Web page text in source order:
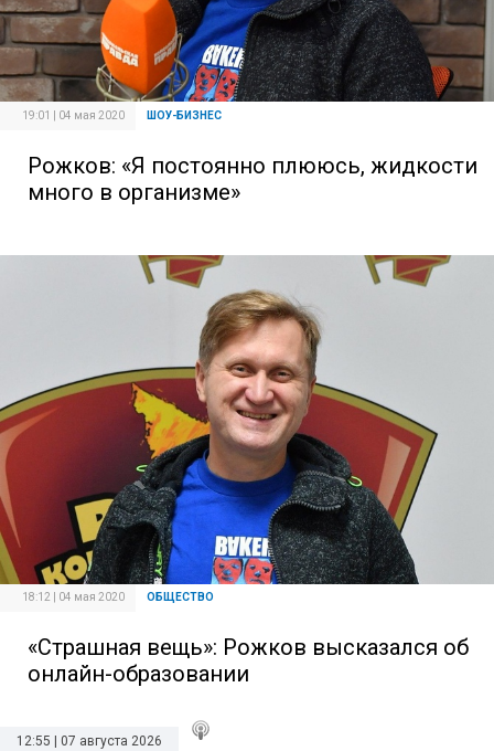
19:01 | 04 мая 2020 ШОУ-БИЗНЕС
Рожков: «Я постоянно плююсь, жидкости
много в организме»
18:12 | 04 мая 2020 ОБЩЕСТВО
«Страшная вещь»: Рожков высказался об
онлайн-образовании
12:55 | 07 августа 2026